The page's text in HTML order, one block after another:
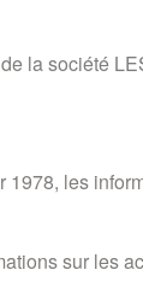
la société
les
sur les